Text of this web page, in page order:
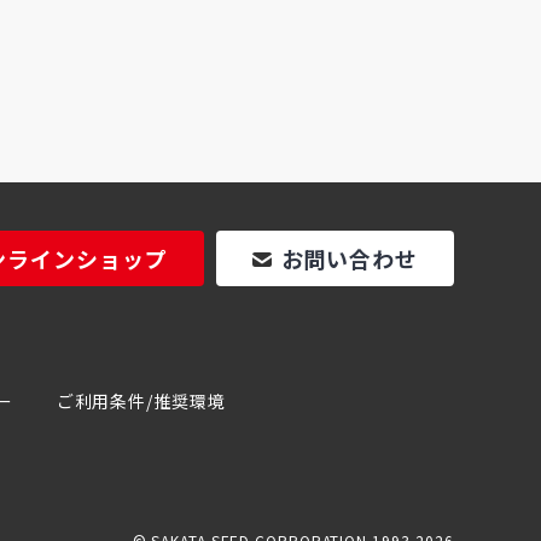
ラインショップ お問い合わせ
ご利用条件/推奨環境